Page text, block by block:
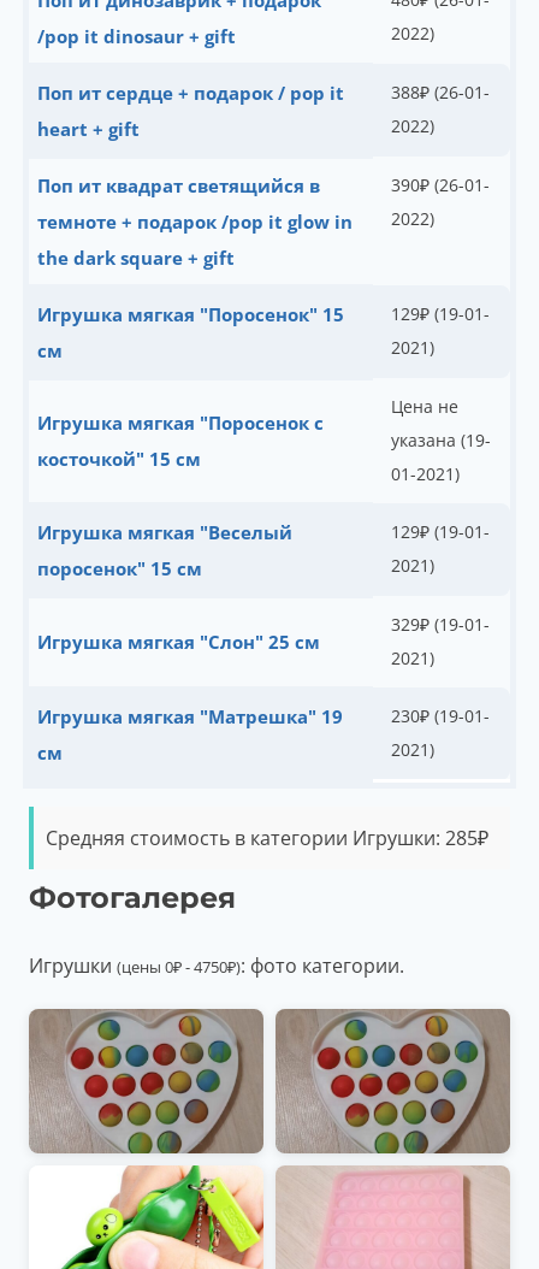
/pop it dinosaur + gift
2022)
Поп ит сердце + подарок / pop it
heart + gift
388₽ (26-01-
2022)
Поп ит квадрат светящийся в
темноте + подарок /pop it glow in
the dark square + gift
390₽ (26-01-
2022)
Игрушка мягкая "Поросенок" 15
см
129₽ (19-01-
2021)
Игрушка мягкая "Поросенок с
косточкой" 15 см
Цена не
указана (19-
01-2021)
Игрушка мягкая "Веселый
поросенок" 15 см
129₽ (19-01-
2021)
Игрушка мягкая "Слон" 25 см
329₽ (19-01-
2021)
Игрушка мягкая "Матрешка" 19
см
230₽ (19-01-
2021)
Средняя стоимость в категории Игрушки: 285₽
Фотогалерея
Игрушки (цены 0₽-4750₽): фото категории.